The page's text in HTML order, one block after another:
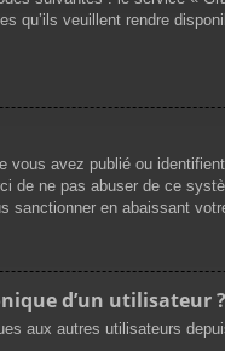
veuillent rendre
vous avez publié ou
ne pas abuser de ce
sanctionner en abaissant
d’un utilisateur ?
aux autres utilisateurs